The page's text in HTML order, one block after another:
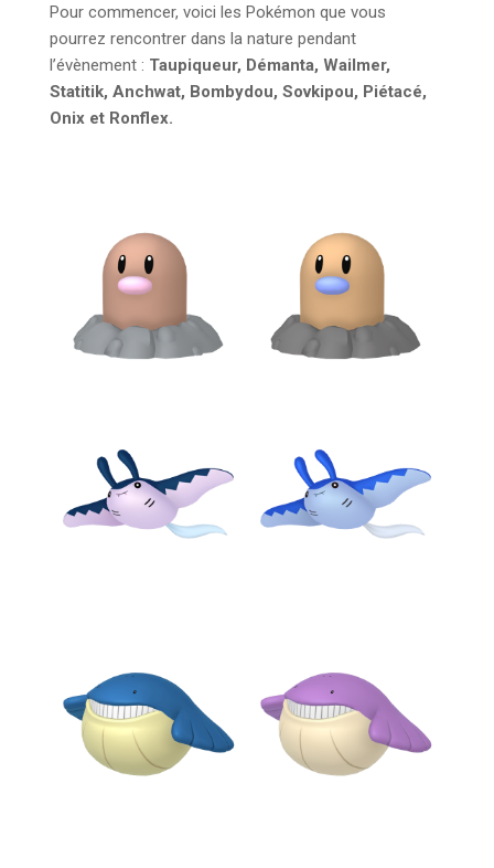
Pour commencer, voici les Pokémon que vous
pourrez rencontrer dans la nature pendant
l’évènement : Taupiqueur, Démanta, Wailmer,
Statitik, Anchwat, Bombydou, Sovkipou, Piétacé,
Onix et Ronflex.